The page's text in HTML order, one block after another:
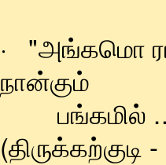
· "அங்கமொ
நான்கும்
(திருக்கற்குடி